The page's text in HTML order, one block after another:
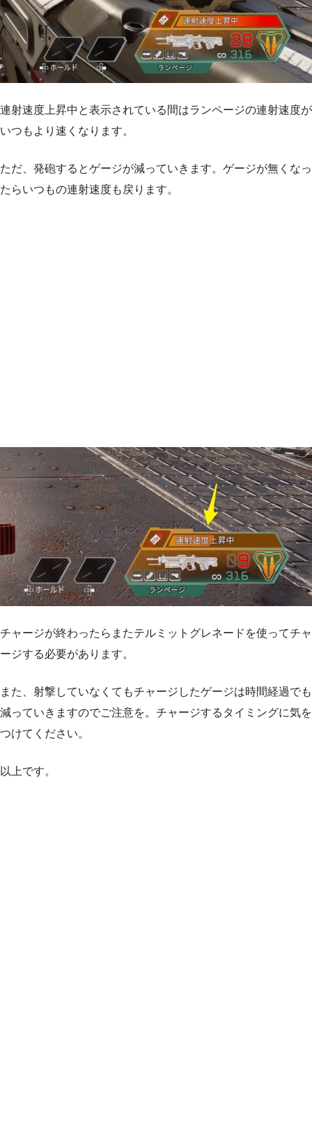
連射速度上昇中と表示されている間はランページの連射速度が
いつもより速くなります。
ただ、発砲するとゲージが減っていきます。ゲージが無くなっ
たらいつもの連射速度も戻ります。
チャージが終わったらまたテルミットグレネードを使ってチャ
ージする必要があります。
また、射撃していなくてもチャージしたゲージは時間経過でも
減っていきますのでご注意を。チャージするタイミングに気を
つけてください。
以上です。